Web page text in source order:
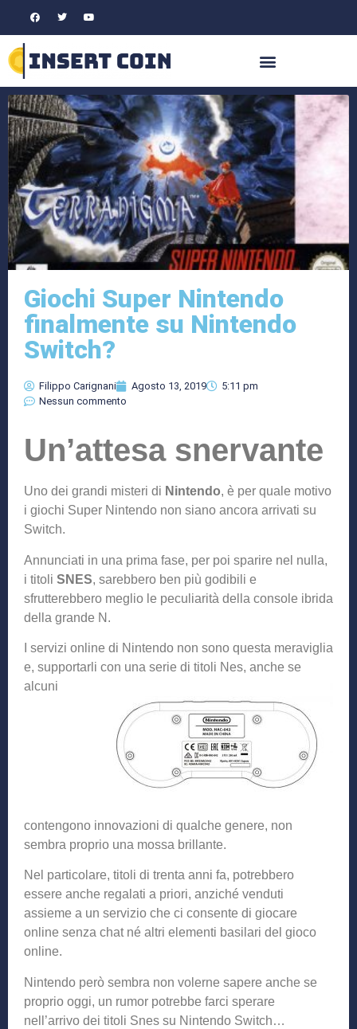
Giochi Super Nintendo
finalmente su Nintendo
Switch?
Filippo Carignani Agosto 13, 2019
5:11 pm
Nessun commento
Un’attesa snervante
Uno dei grandi misteri di Nintendo, è per quale motivo
i giochi Super Nintendo non siano ancora arrivati su
Switch.
Annunciati in una prima fase, per poi sparire nel nulla,
i titoli SNES, sarebbero ben più godibili e
sfrutterebbero meglio le peculiarità della console ibrida
della grande N.
I servizi online di Nintendo non sono questa meraviglia
e, supportarli con una serie di titoli Nes, anche se
alcuni
contengono innovazioni di qualche genere, non
sembra proprio una mossa brillante.
Nel particolare, titoli di trenta anni fa, potrebbero
essere anche regalati a priori, anziché venduti
assieme a un servizio che ci consente di giocare
online senza chat né altri elementi basilari del gioco
online.
Nintendo però sembra non volerne sapere anche se
proprio oggi, un rumor potrebbe farci sperare
nell’arrivo dei titoli Snes su Nintendo Switch…